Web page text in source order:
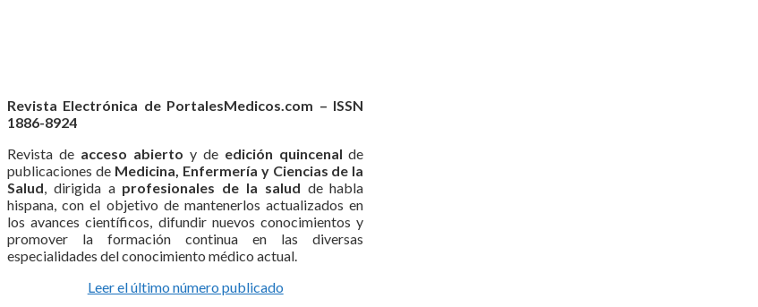
Revista Electrónica de PortalesMedicos.com – ISSN
1886-8924
Revista de acceso abierto y de edición quincenal de
publicaciones de Medicina, Enfermería y Ciencias de la
Salud, dirigida a profesionales de la salud de habla
hispana, con el objetivo de mantenerlos actualizados en
los avances científicos, difundir nuevos conocimientos y
promover la formación continua en las diversas
especialidades del conocimiento médico actual.
Leer el último número publicado